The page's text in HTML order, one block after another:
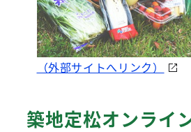
（外部サイトへリンク）
築地定松オンライ